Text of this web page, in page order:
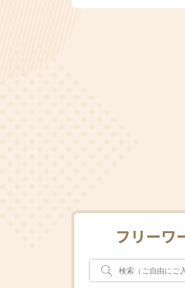
フリーワ